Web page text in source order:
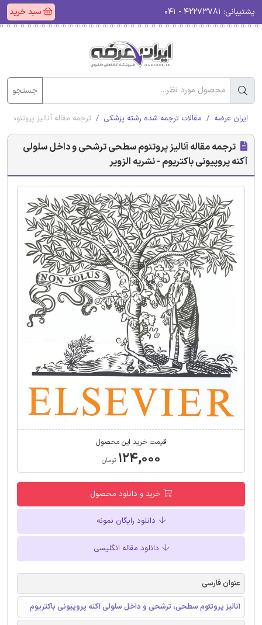
پشتیبانی: سبد خرید
جستجو
ایران عرضه مقالات ترجمه شده رشته پزشکی ترجمه مقاله آنالیز
ترجمه مقاله آنالیز پروتئوم سطحی ترشحی و داخل سلولی
آکنه پروپیونی باکتریوم - نشریه الزویر
قیمت خرید این محصول
۱۲۴,۰۰۰ تومان
خرید و دانلود محصول
دانلود رایگان نمونه
دانلود مقاله انگلیسی
عنوان فارسی
آنالیز پروتئوم سطحی، ترشحی و داخل سلولی آکنه پروپیونی باکتریوم